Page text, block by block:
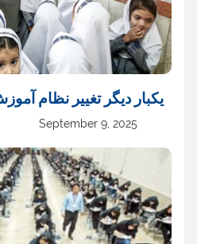
یک‏بار دیگر تغییر نظام
September 9, 2025